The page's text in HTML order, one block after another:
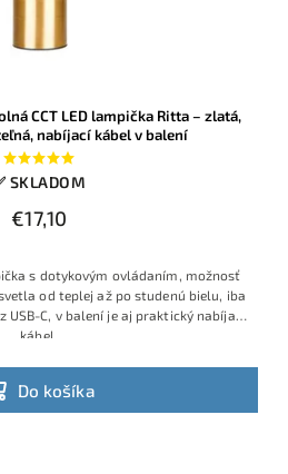
CCT LED lampička Ritta – zlatá,
nabíjací kábel v balení
SKLADOM
€17,10
Do košíka
s dotykovým ovládaním, možnosť
od teplej až po studenú bielu, iba
USB-C, v balení je aj praktický nabíjací
kábel.